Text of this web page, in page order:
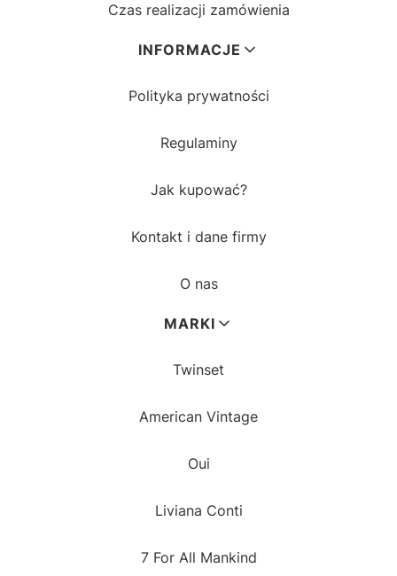
Czas realizacji zamówienia
INFORMACJE
Polityka prywatności
Regulaminy
Jak kupować?
Kontakt i dane firmy
O nas
MARKI
Twinset
American Vintage
Oui
Liviana Conti
7 For All Mankind